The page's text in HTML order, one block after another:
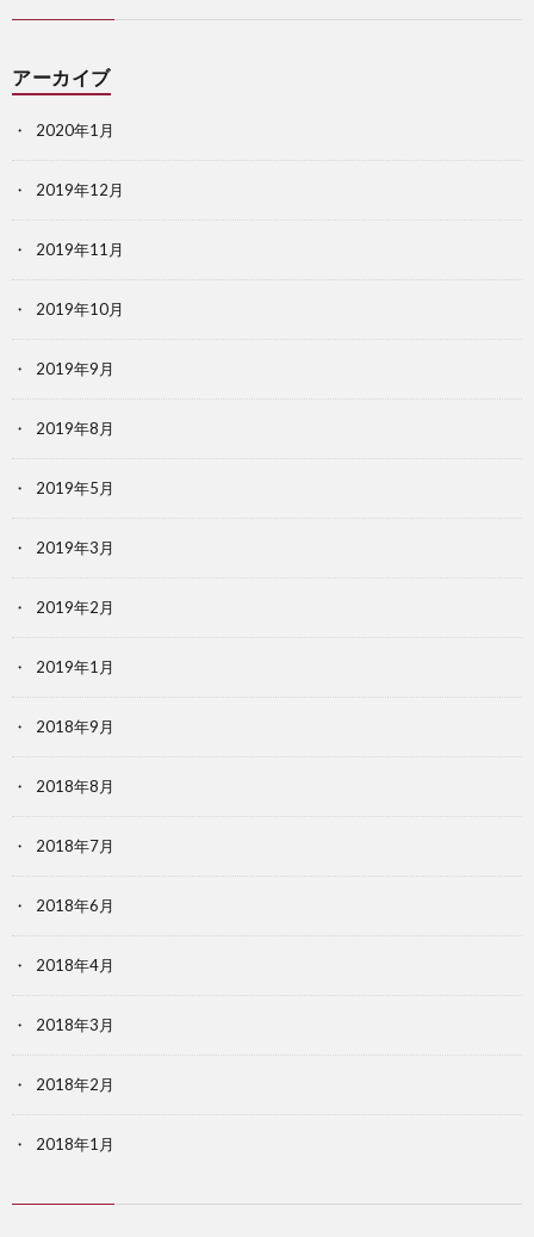
アーカイブ
2020年1月
2019年12月
2019年11月
2019年10月
2019年9月
2019年8月
2019年5月
2019年3月
2019年2月
2019年1月
2018年9月
2018年8月
2018年7月
2018年6月
2018年4月
2018年3月
2018年2月
2018年1月